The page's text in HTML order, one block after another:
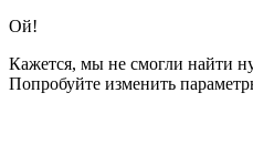
Ой!
Кажется, мы не смогли найти
Попробуйте изменить